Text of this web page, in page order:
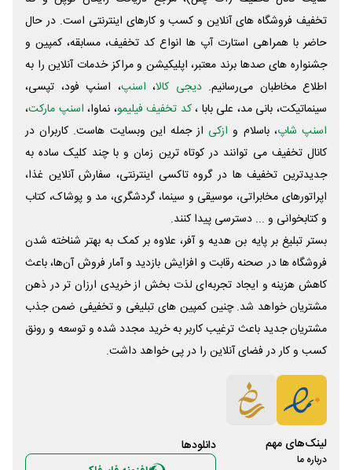
تخفیف فروشگاه های آنلاین و کسب و‌ کارهای اینترنتی است. در حال
حاضر با همراهی استارت آپ ها انواع کد تخفیف، مسابقه، کمپین و
جشنواره های صدها برند معتبر، اپلیکیشن و مراکز خدمات آنلاین را به
اطلاع مخاطبان می‌رسانیم. دیجی کالا، اسنپ، اسنپ فود، تپسی،
سینماتیکت، بانی مد، علی‌ بابا ،کد تخفیف فیلیمو، نماوا، اسنپ مارکت،
اسنپ شاپ، باسلام و ازکی از جمله این وبسایت ‌هاست. کاربران در
کانال تخفیف می توانند در کوتاه ترین زمان و با چند کلیک ساده به
جدیدترین تخفیف ها در گروه تاکسی اینترنتی، سفارش آنلاین غذا،
اپراتورهای مخابراتی، موسیقی و سینما، گردشگری، مد و پوشاک، کتاب
و کتابخوانی و ... دسترسی پیدا کنند.
بستر تبلیغ بر پایه بن هدیه و آفر، علاوه بر کمک به بهتر شناخته شدن
فروشگاه ها در صحنه رقابت و افزایش بازدید و آمار فروش آن‌ها، باعث
کاهش هزینه و ایجاد تجربه‌ای لذت بخش از خریدی ارزان تر در ذهن
مشتریان خواهد شد. چنین کمپین های تبلیغی و تخفیفی ضمن جذب
مشتریان جدید باعث ترغیب کاربر به خرید مجدد شده و توسعه و رونق
کسب و کار در فضای آنلاین را در پی خواهد داشت.
لینک‌های مهم
درباره ما
دانلود‌ها